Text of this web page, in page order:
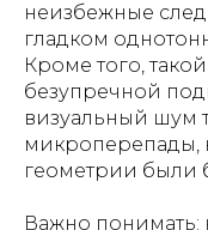
неизбежные
гладком
Кроме того,
безупречной
визуальный шум
микроперепады,
геометрии были
Важно понимать: